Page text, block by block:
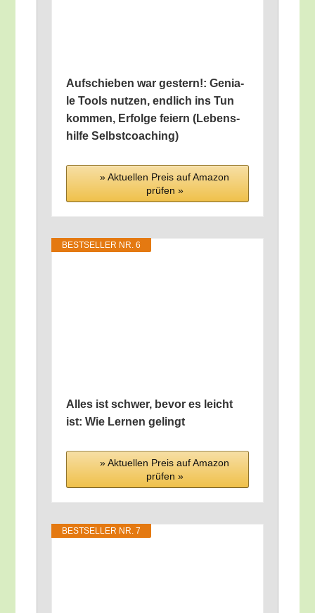
Auf­schie­ben war ges­tern!: Genia­
le Tools nut­zen, end­lich ins Tun
kom­men, Erfol­ge fei­ern (Lebens­
hil­fe Selbstcoaching)
» Aktu­el­len Preis auf Ama­zon
prü­fen »
BEST­SEL­LER NR. 6
Alles ist schwer, bevor es leicht
ist: Wie Ler­nen gelingt
» Aktu­el­len Preis auf Ama­zon
prü­fen »
BEST­SEL­LER NR. 7